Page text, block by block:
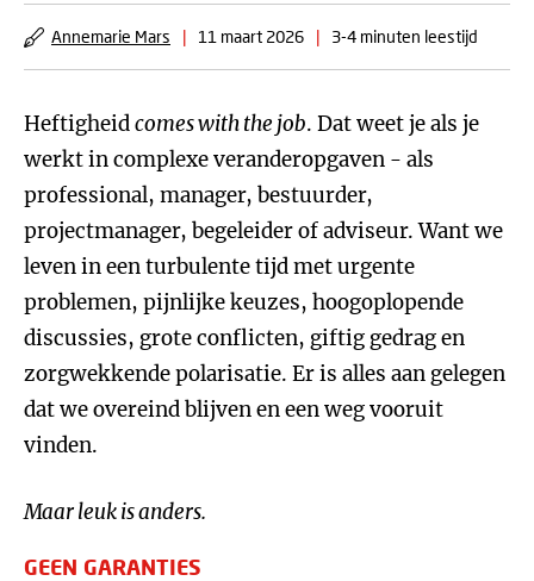
Annemarie Mars | 11 maart 2026 | 3-4 minuten leestijd
Heftigheidcomes with the job. Dat weet je als je
werkt in complexe veranderopgaven - als
professional, manager, bestuurder,
projectmanager, begeleider of adviseur. Want we
leven in een turbulente tijd met urgente
problemen, pijnlijke keuzes, hoogoplopende
discussies, grote conflicten, giftig gedrag en
zorgwekkende polarisatie. Er is alles aan gelegen
dat we overeind blijven en een weg vooruit
vinden.
Maar leuk is anders.
GEEN GARANTIES